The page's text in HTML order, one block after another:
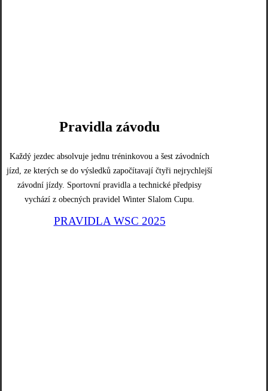
Pravidla závodu
Každý jezdec absolvuje jednu tréninkovou a šest závodních
jízd, ze kterých se do výsledků započítavají čtyři nejrychlejší
závodní jízdy. Sportovní pravidla a technické předpisy
vychází z obecných pravidel Winter Slalom Cupu.
PRAVIDLA WSC 2025